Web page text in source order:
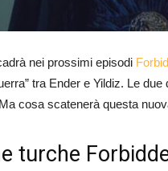
nei prossimi episodi
tra Ender e Yildiz. Le
cosa scatenerà questa
turche